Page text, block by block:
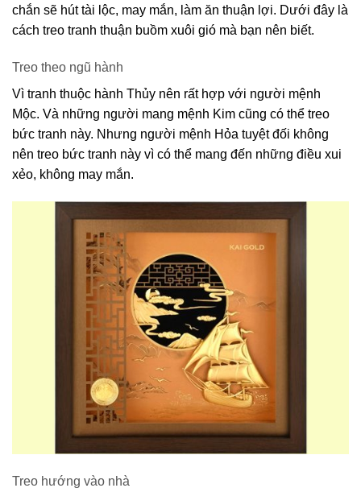
chắn sẽ hút tài lộc, may mắn, làm ăn thuận lợi. Dưới đây là
cách treo tranh thuận buồm xuôi gió mà bạn nên biết.
Treo theo ngũ hành
Vì tranh thuộc hành Thủy nên rất hợp với người mệnh
Mộc. Và những người mang mệnh Kim cũng có thể treo
bức tranh này. Nhưng người mệnh Hỏa tuyệt đối không
nên treo bức tranh này vì có thể mang đến những điều xui
xẻo, không may mắn.
Treo hướng vào nhà